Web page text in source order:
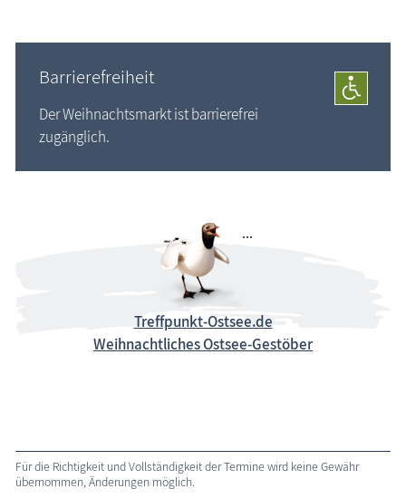
Barrierefreiheit
Der Weihnachtsmarkt ist barrierefrei
zugänglich.
Treffpunkt-Ostsee.de
Weihnachtliches Ostsee-Gestöber
Für die Richtigkeit und Vollständigkeit der Termine wird keine Gewähr
übernommen, Änderungen möglich.